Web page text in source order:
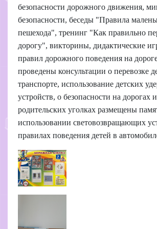
безопасности дорожного движения,
безопасности, беседы "Правила
пешехода", тренинг "Как правильно
дорогу", викторины, дидактические
правил дорожного поведения на
проведены консультации о перевозке
транспорте, использование детских
устройств, о безопасности на дорогах
родительских уголках размещены
использовании световозвращающих
правилах поведения детей в